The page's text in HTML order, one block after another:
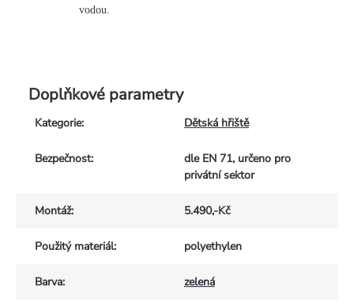
vodou.
Doplňkové parametry
Kategorie: Dětská hřiště
Bezpečnost:
dle EN 71, určeno pro
privátní sektor
Montáž: 5.490,-Kč
Použitý materiál: polyethylen
Barva: zelená